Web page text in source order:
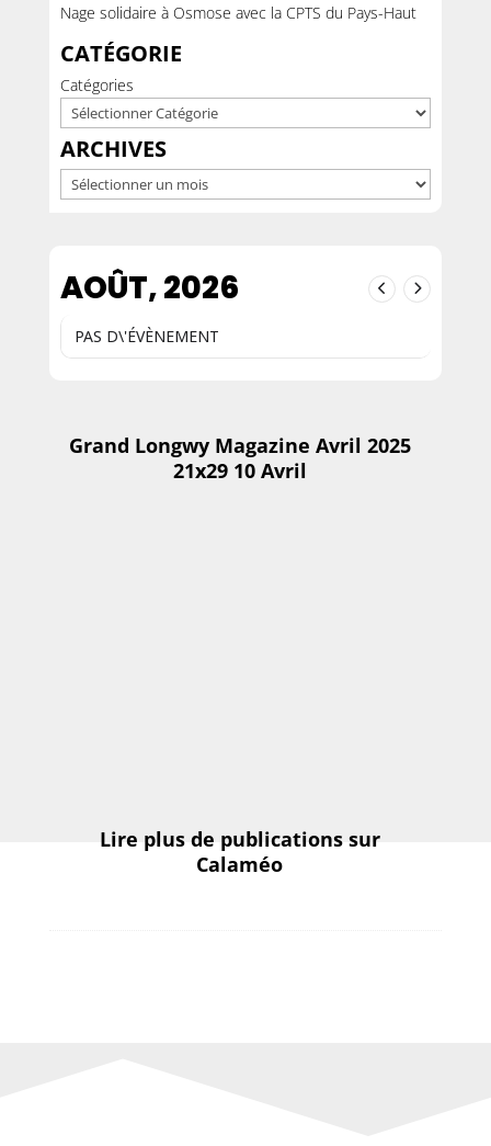
Nage solidaire à Osmose avec la CPTS du Pays-Haut
CATÉGORIE
Catégories
ARCHIVES
Archives
AOÛT, 2026
PAS D\'ÉVÈNEMENT
Grand Longwy Magazine Avril 2025
21x29 10 Avril
Lire plus de publications sur
Calaméo